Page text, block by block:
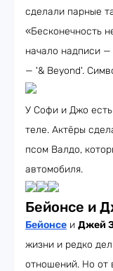
сделали парные
«Бесконечность
начало надписи
— '& Beyond'.
У Софи и Джо есть
теле. Актёры
псом Валдо,
автомобиля.
Бейонсе и
Бейонсе и Джей
жизни и редко
отношений. Но от